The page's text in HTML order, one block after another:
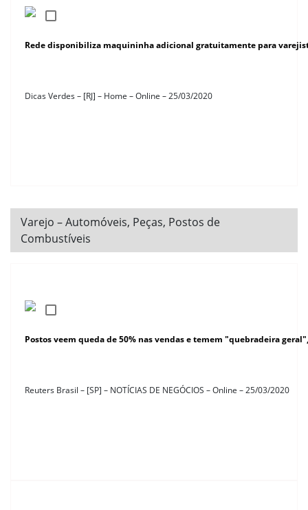
Rede disponibiliza maquininha adicional gratuitamente para
Dicas Verdes – [RJ] – Home – Online – 25/03/2020
Varejo – Automóveis, Peças, Postos de
Combustíveis
Postos veem queda de 50% nas vendas e temem "quebradeira
Reuters Brasil – [SP] – NOTÍCIAS DE NEGÓCIOS – Online – 25/03/2020